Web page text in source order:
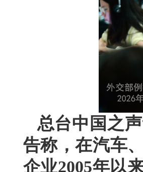
总台中国之
告称，在汽车
企业2005年以